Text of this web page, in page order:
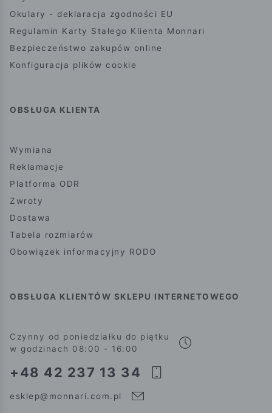
Okulary - deklaracja zgodności EU
Regulamin Karty Stałego Klienta Monnari
Bezpieczeństwo zakupów online
Konfiguracja plików cookie
OBSŁUGA KLIENTA
Wymiana
Reklamacje
Platforma ODR
Zwroty
Dostawa
Tabela rozmiarów
Obowiązek informacyjny RODO
OBSŁUGA KLIENTÓW SKLEPU INTERNETOWEGO
Czynny od poniedziałku do piątku
w godzinach 08:00 - 16:00
+48 42 237 13 34
esklep@monnari.com.pl